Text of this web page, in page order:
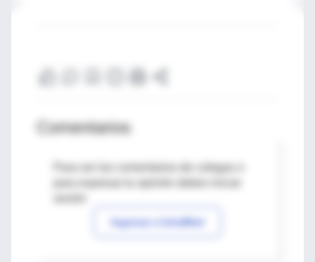
Comentarios
Para ver los comentarios de colegas o
Ingresar a IntraMed